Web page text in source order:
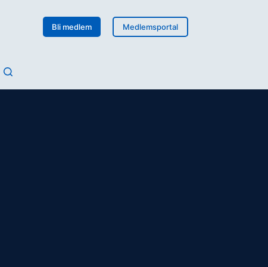
Bli medlem Medlemsportal